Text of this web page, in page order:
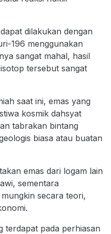
dilakukan dengan
196 menggunakan
sangat mahal, hasil
tersebut sangat
saat ini, emas yang
kosmik dahsyat
tabrakan bintang
biasa atau buatan
emas dari logam lain
sementara
secara teori,
terdapat pada perhiasan